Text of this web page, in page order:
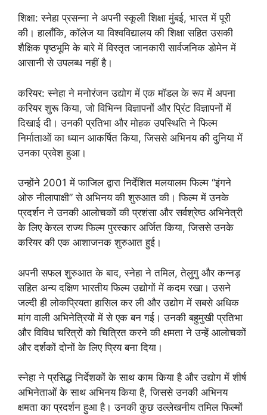
शिक्षा: स्नेहा प्रसन्ना ने अपनी स्कूली शिक्षा मुंबई, भारत में पूरी
की। हालाँकि, कॉलेज या विश्वविद्यालय की शिक्षा सहित उसकी
शैक्षिक पृष्ठभूमि के बारे में विस्तृत जानकारी सार्वजनिक डोमेन में
आसानी से उपलब्ध नहीं है।
करियर: स्नेहा ने मनोरंजन उद्योग में एक मॉडल के रूप में अपना
करियर शुरू किया, जो विभिन्न विज्ञापनों और प्रिंट विज्ञापनों में
दिखाई दी। उनकी प्रतिभा और मोहक उपस्थिति ने फिल्म
निर्माताओं का ध्यान आकर्षित किया, जिससे अभिनय की दुनिया में
उनका प्रवेश हुआ।
उन्होंने 2001 में फाजिल द्वारा निर्देशित मलयालम फिल्म “इंगने
ओरु नीलापाक्षी” से अभिनय की शुरुआत की। फिल्म में उनके
प्रदर्शन ने उनकी आलोचकों की प्रशंसा और सर्वश्रेष्ठ अभिनेत्री
के लिए केरल राज्य फिल्म पुरस्कार अर्जित किया, जिससे उनके
करियर की एक आशाजनक शुरुआत हुई।
अपनी सफल शुरुआत के बाद, स्नेहा ने तमिल, तेलुगु और कन्नड़
सहित अन्य दक्षिण भारतीय फिल्म उद्योगों में कदम रखा। उसने
जल्दी ही लोकप्रियता हासिल कर ली और उद्योग में सबसे अधिक
मांग वाली अभिनेत्रियों में से एक बन गई। उनकी बहुमुखी प्रतिभा
और विविध चरित्रों को चित्रित करने की क्षमता ने उन्हें आलोचकों
और दर्शकों दोनों के लिए प्रिय बना दिया।
स्नेहा ने प्रसिद्ध निर्देशकों के साथ काम किया है और उद्योग में शीर्ष
अभिनेताओं के साथ अभिनय किया है, जिससे उनकी अभिनय
क्षमता का प्रदर्शन हुआ है। उनकी कुछ उल्लेखनीय तमिल फिल्मों